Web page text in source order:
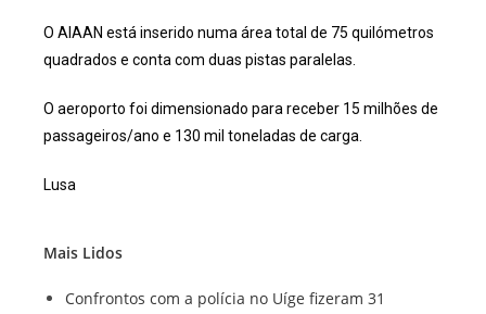
O AIAAN está inserido numa área total de 75 quilómetros
quadrados e conta com duas pistas paralelas.
O aeroporto foi dimensionado para receber 15 milhões de
passageiros/ano e 130 mil toneladas de carga.
Lusa
Mais Lidos
Confrontos com a polícia no Uíge fizeram 31